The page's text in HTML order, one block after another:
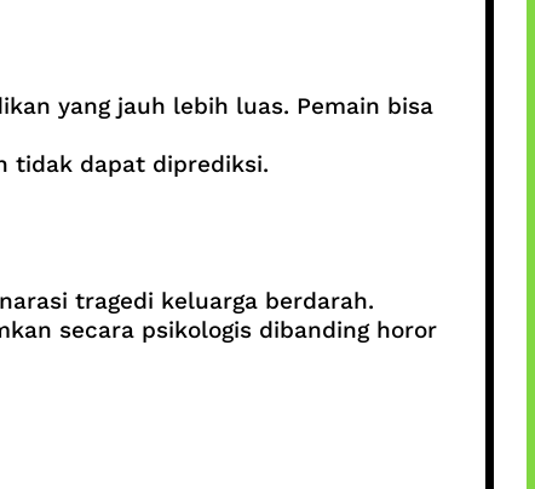
yang jauh lebih luas. Pemain bisa
tidak dapat diprediksi.
tragedi keluarga berdarah.
secara psikologis dibanding horor